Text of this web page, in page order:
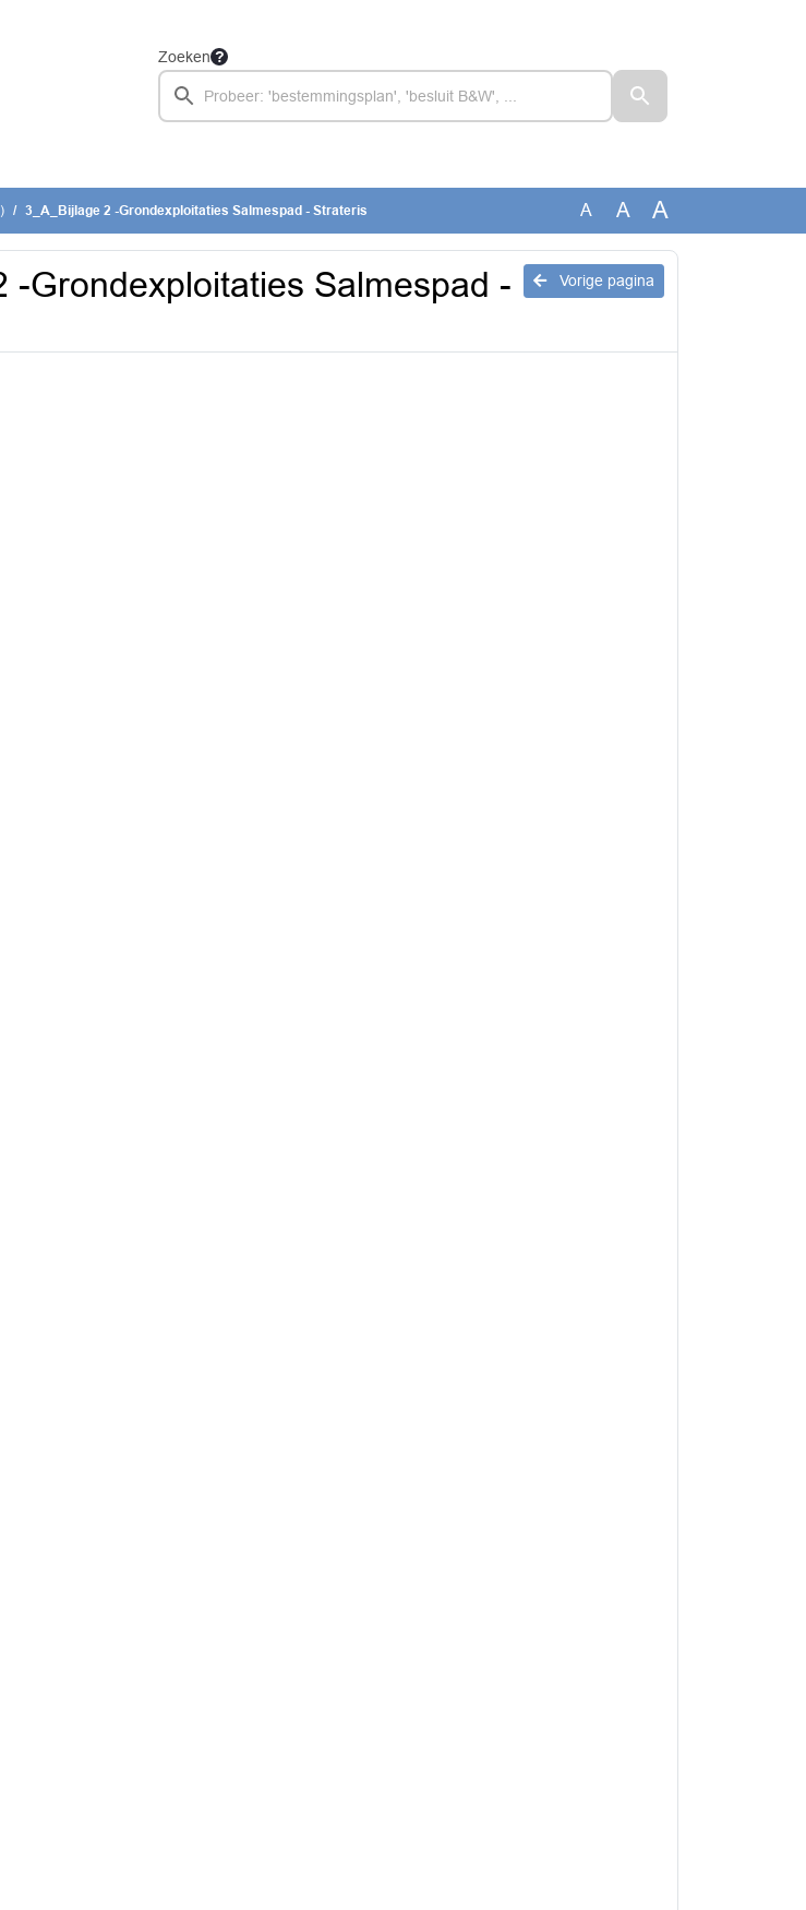
Zoeken
3_A_Bijlage 2 -Grondexploitaties Salmespad - Strateris A A A
Vorige pagina
-Grondexploitaties Salmespad -